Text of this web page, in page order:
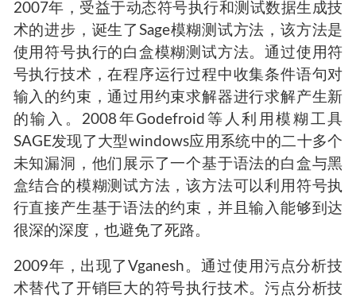
2007年，受益于动态符号执行和测试数据生成技
术的进步，诞生了Sage模糊测试方法，该方法是
使用符号执行的白盒模糊测试方法。通过使用符
号执行技术，在程序运行过程中收集条件语句对
输入的约束，通过用约束求解器进行求解产生新
的输入。2008年Godefroid等人利用模糊工具
SAGE发现了大型windows应用系统中的二十多个
未知漏洞，他们展示了一个基于语法的白盒与黑
盒结合的模糊测试方法，该方法可以利用符号执
行直接产生基于语法的约束，并且输入能够到达
很深的深度，也避免了死路。
2009年，出现了Vganesh。通过使用污点分析技
术替代了开销巨大的符号执行技术。污点分析技